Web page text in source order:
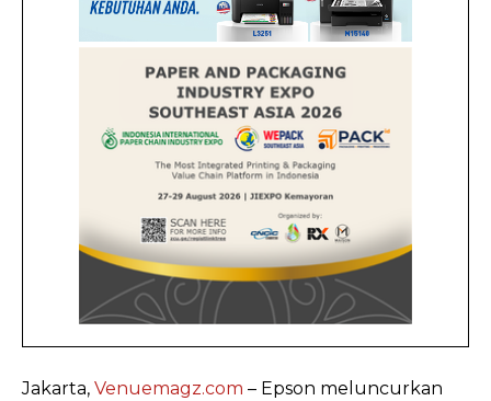
Jakarta, Venuemagz.com – Epson meluncurkan